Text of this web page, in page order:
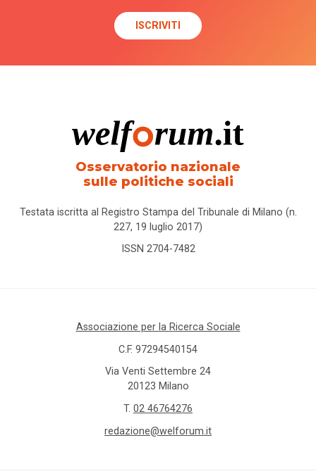
Osservatorio nazionale
sulle politiche sociali
Testata iscritta al Registro Stampa del Tribunale di Milano (n.
227, 19 luglio 2017)
ISSN 2704-7482
Associazione per la Ricerca Sociale
C.F. 97294540154
Via Venti Settembre 24
20123 Milano
T. 02 46764276
redazione@welforum.it